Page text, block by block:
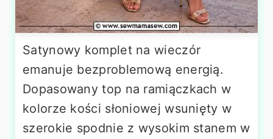
Satynowy komplet na wieczór
emanuje bezproblemową energią.
Dopasowany top na ramiączkach w
kolorze kości słoniowej wsunięty w
szerokie spodnie z wysokim stanem w